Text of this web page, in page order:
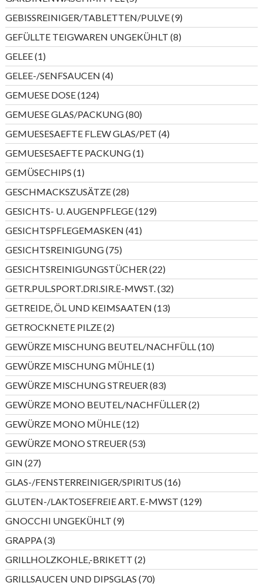
Produkte
GEBISSREINIGER/TABLETTEN/PULVE 99
Produkte
GEFÜLLTE TEIGWAREN UNGEKÜHLT 88
Produkte
GELEE 11
Produkt
GELEE-/SENFSAUCEN 44
Produkte
GEMUESE DOSE 124124
Produkte
GEMUESE GLAS/PACKUNG 8080
Produkte
GEMUESESAEFTE FL.EW GLAS/PET 44
Produkte
GEMUESESAEFTE PACKUNG 11
Produkt
GEMÜSECHIPS 11
Produkt
GESCHMACKSZUSÄTZE 2828
Produkte
GESICHTS- U. AUGENPFLEGE 129129
Produkte
GESICHTSPFLEGEMASKEN 4141
Produkte
GESICHTSREINIGUNG 7575
Produkte
GESICHTSREINIGUNGSTÜCHER 2222
Produkte
GETR.PUL.SPORT.DRI.SIR.E-MWST. 3232
Produkte
GETREIDE, ÖL UND KEIMSAATEN 1313
Produkte
GETROCKNETE PILZE 22
Produkte
GEWÜRZE MISCHUNG BEUTEL/NACHFÜLL 1010
Produkte
GEWÜRZE MISCHUNG MÜHLE 11
Produkt
GEWÜRZE MISCHUNG STREUER 8383
Produkte
GEWÜRZE MONO BEUTEL/NACHFÜLLER 22
Produkte
GEWÜRZE MONO MÜHLE 1212
Produkte
GEWÜRZE MONO STREUER 5353
Produkte
GIN 2727
Produkte
GLAS-/FENSTERREINIGER/SPIRITUS 1616
Produkte
GLUTEN-/LAKTOSEFREIE ART. E-MWST 129129
Produkte
GNOCCHI UNGEKÜHLT 99
Produkte
GRAPPA 33
Produkte
GRILLHOLZKOHLE,-BRIKETT 22
Produkte
GRILLSAUCEN UND DIPSGLAS 7070